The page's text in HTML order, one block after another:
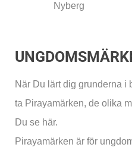
Nyberg
När Du lärt dig grunderna i
ta Pirayamärken, de olika
Du se här.
Pirayamärken är för